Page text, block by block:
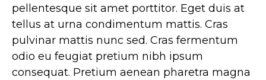
pellentesque sit amet porttitor. Eget duis at
tellus at urna condimentum mattis. Cras
pulvinar mattis nunc sed. Cras fermentum
odio eu feugiat pretium nibh ipsum
consequat. Pretium aenean pharetra magna